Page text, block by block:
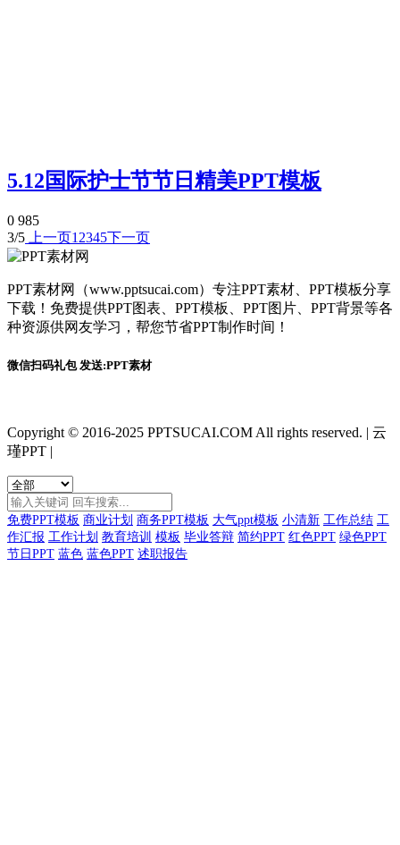
5.12国际护士节节日精美PPT模板
0 985
3/5 上一页1 2345下一页
PPT素材网（www.pptsucai.com）专注PPT素材、PPT模板分享
下载！免费提供PPT图表、PPT模板、PPT图片、PPT背景等各
种资源供网友学习，帮您节省PPT制作时间！
微信扫码礼包 发送:PPT素材
Copyright © 2016-2025 PPTSUCAI.COM All rights reserved. | 云
瑾PPT |
免费PPT模板 商业计划 商务PPT模板 大气ppt模板 小清新 工作总结 工
作汇报 工作计划 教育培训 模板 毕业答辩 简约PPT 红色PPT 绿色PPT
节日PPT 蓝色 蓝色PPT 述职报告